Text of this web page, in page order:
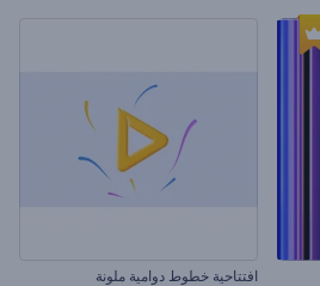
افتتاحية خطوط دوامية ملونة